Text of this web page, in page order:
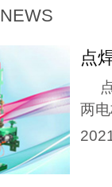
NEWS
点
点
两